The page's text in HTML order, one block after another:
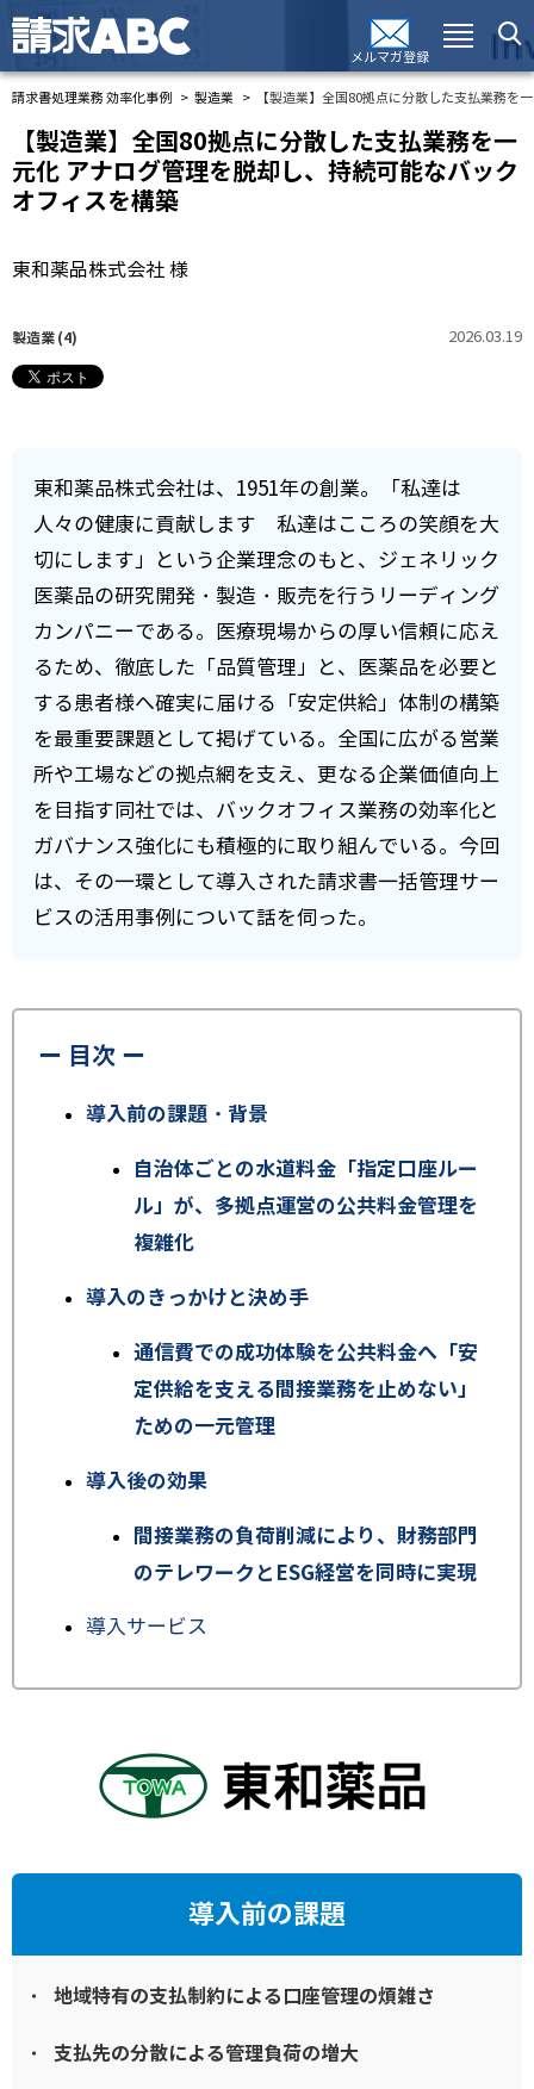
メルマガ登録
請求書処理業務 効率化事例 製造業 【製造業】全国80拠点に分散した支払業務を
【製造業】全国80拠点に分散した支払業務を一
元化 アナログ管理を脱却し、持続可能なバック
オフィスを構築
東和薬品株式会社 様
製造業 (4) 2026.03.19
東和薬品株式会社は、1951年の創業。「私達は
人々の健康に貢献します 私達はこころの笑顔を大
切にします」という企業理念のもと、ジェネリック
医薬品の研究開発・製造・販売を行うリーディング
カンパニーである。医療現場からの厚い信頼に応え
るため、徹底した「品質管理」と、医薬品を必要と
する患者様へ確実に届ける「安定供給」体制の構築
を最重要課題として掲げている。全国に広がる営業
所や工場などの拠点網を支え、更なる企業価値向上
を目指す同社では、バックオフィス業務の効率化と
ガバナンス強化にも積極的に取り組んでいる。今回
は、その一環として導入された請求書一括管理サー
ビスの活用事例について話を伺った。
ー 目次 ー
導入前の課題・背景
自治体ごとの水道料金「指定口座ルー
ル」が、多拠点運営の公共料金管理を
複雑化
導入のきっかけと決め手
通信費での成功体験を公共料金へ 「安
定供給を支える間接業務を止めない」
ための一元管理
導入後の効果
間接業務の負荷削減により、財務部門
のテレワークと ESG経営を同時に実現
導入サービス
導入前の課題
地域特有の支払制約による口座管理の煩雑さ
支払先の分散による管理負荷の増大